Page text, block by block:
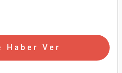
Haber Ver